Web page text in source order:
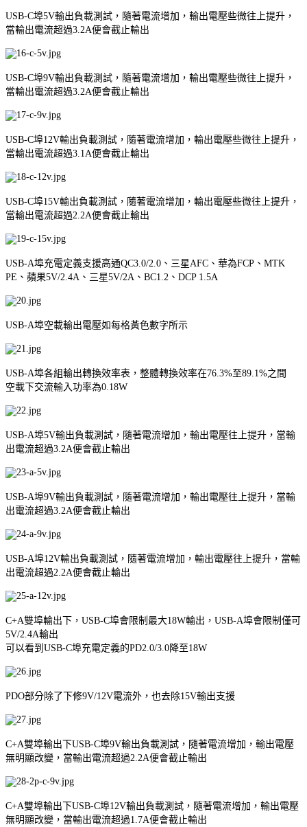
USB-C埠5V輸出負載測試，隨著電流增加，輸出電壓些微往上提升，
當輸出電流超過3.2A便會截止輸出
USB-C埠9V輸出負載測試，隨著電流增加，輸出電壓些微往上提升，
當輸出電流超過3.2A便會截止輸出
USB-C埠12V輸出負載測試，隨著電流增加，輸出電壓些微往上提升，
當輸出電流超過3.1A便會截止輸出
USB-C埠15V輸出負載測試，隨著電流增加，輸出電壓些微往上提升，
當輸出電流超過2.2A便會截止輸出
USB-A埠充電定義支援高通QC3.0/2.0、三星AFC、華為FCP、MTK
PE、蘋果5V/2.4A、三星5V/2A、BC1.2、DCP 1.5A
USB-A埠空載輸出電壓如每格黃色數字所示
USB-A埠各組輸出轉換效率表，整體轉換效率在76.3%至89.1%之間
空載下交流輸入功率為0.18W
USB-A埠5V輸出負載測試，隨著電流增加，輸出電壓往上提升，當輸
出電流超過3.2A便會截止輸出
USB-A埠9V輸出負載測試，隨著電流增加，輸出電壓往上提升，當輸
出電流超過3.2A便會截止輸出
USB-A埠12V輸出負載測試，隨著電流增加，輸出電壓往上提升，當輸
出電流超過2.2A便會截止輸出
C+A雙埠輸出下，USB-C埠會限制最大18W輸出，USB-A埠會限制僅可
5V/2.4A輸出
可以看到USB-C埠充電定義的PD2.0/3.0降至18W
PDO部分除了下修9V/12V電流外，也去除15V輸出支援
C+A雙埠輸出下USB-C埠9V輸出負載測試，隨著電流增加，輸出電壓
無明顯改變，當輸出電流超過2.2A便會截止輸出
C+A雙埠輸出下USB-C埠12V輸出負載測試，隨著電流增加，輸出電壓
無明顯改變，當輸出電流超過1.7A便會截止輸出